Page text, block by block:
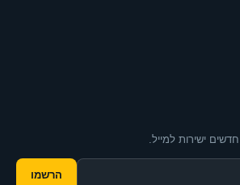
ישירות למייל.
הרשמו